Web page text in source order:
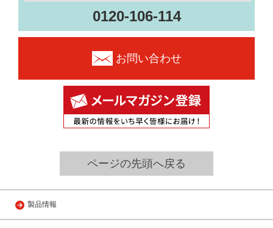
0120-106-114
お問い合わせ
ページの先頭へ戻る
製品情報